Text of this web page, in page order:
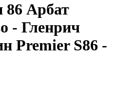
86 Арбат
- Гленрич
Premier S86 -